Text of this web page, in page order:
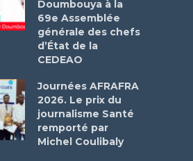
Doumbouya à la
69e Assemblée
générale des chefs
d’État de la
CEDEAO
Journées AFRAFRA
2026. Le prix du
journalisme Santé
remporté par
Michel Coulibaly